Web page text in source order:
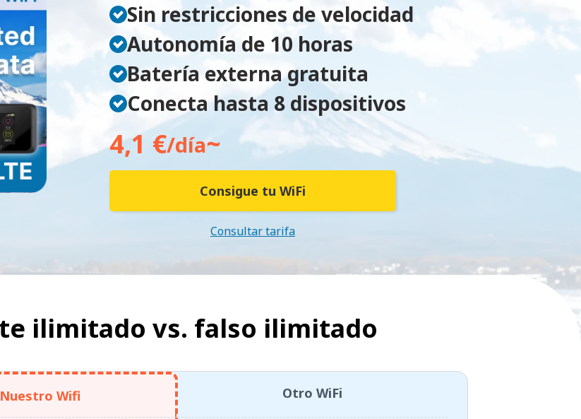
Sin restricciones de velocidad
Autonomía de 10 horas
Batería externa gratuita
Conecta hasta 8 dispositivos
4,1 €/día~
Consigue tu WiFi
Consultar tarifa
ilimitado vs. falso ilimitado
Nuestro Wifi Otro WiFi